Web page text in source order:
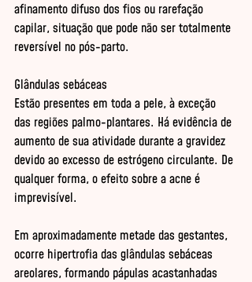
afinamento difuso dos fios ou rarefação
capilar, situação que pode não ser totalmente
reversível no pós-parto.
Glândulas sebáceas
Estão presentes em toda a pele, à exceção
das regiões palmo-plantares. Há evidência de
aumento de sua atividade durante a gravidez
devido ao excesso de estrógeno circulante. De
qualquer forma, o efeito sobre a acne é
imprevisível.
Em aproximadamente metade das gestantes,
ocorre hipertrofia das glândulas sebáceas
areolares, formando pápulas acastanhadas